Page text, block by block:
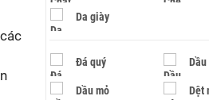
Da giày
Đá quý
Dầu mỏ Dệt